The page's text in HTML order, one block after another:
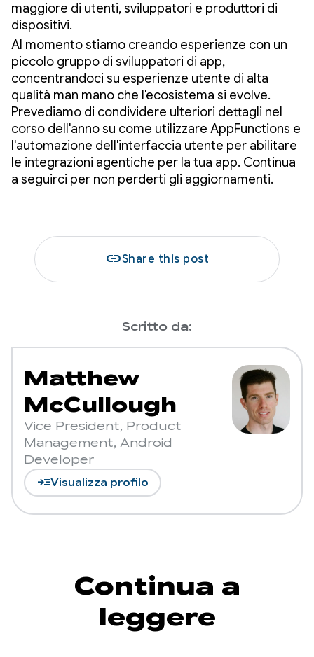
maggiore di utenti, sviluppatori e produttori di
dispositivi.
Al momento stiamo creando esperienze con un
piccolo gruppo di sviluppatori di app,
concentrandoci su esperienze utente di alta
qualità man mano che l'ecosistema si evolve.
Prevediamo di condividere ulteriori dettagli nel
corso dell'anno su come utilizzare AppFunctions e
l'automazione dell'interfaccia utente per abilitare
le integrazioni agentiche per la tua app. Continua
a seguirci per non perderti gli aggiornamenti.
linkShare this post
Scritto da:
Matthew
McCullough
Vice President, Product
Management, Android
Developer
read_moreVisualizza profilo
Continua a
leggere